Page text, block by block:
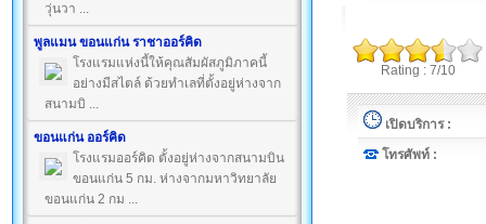
วุ่นวา ...
พูลแมน ขอนแก่น ราชาออร์คิด
โรงแรมแห่งนี้ให้คุณสัมผัสภูมิภาคนี้
อย่างมีสไตล์ ด้วยทำเลที่ตั้งอยู่ห่างจาก
สนามบิ ...
ขอนแก่น ออร์คิด
โรงแรมออร์คิด ตั้งอยู่ห่างจากสนามบิน
ขอนแก่น 5 กม. ห่างจากมหาวิทยาลัย
ขอนแก่น 2 กม ...
Rating : 7/10
เปิดบริการ :
โทรศัพท์ :